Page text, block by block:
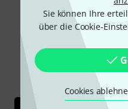
Sie können Ihre
über die Cookie-
Cookies
Schon
Alle